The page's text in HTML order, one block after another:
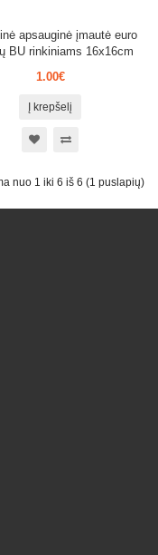
apsauginė įmautė euro
BU rinkiniams 16x16cm
1.00€
Į krepšelį
nuo 1 iki 6 iš 6 (1 puslapių)